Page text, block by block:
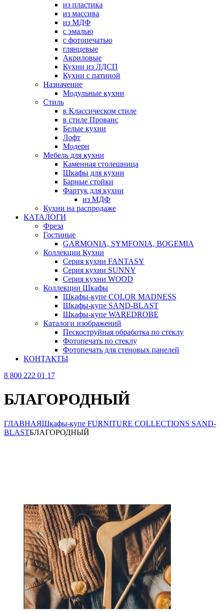
из пластика
из массива
из МДФ
с эмалью
с фотопечатью
глянцевые
Акриловые
Кухни из ЛДСП
Кухни с патиной
Назначение
Модульные кухни
Стиль
в Классическом стиле
в стиле Прованс
Белые кухни
Лофт
Модерн
Мебель для кухни
Каменная столешница
Шкафы для кухни
Барные стойки
Фартук для кухни
из МДФ
Кухни на распродаже
КАТАЛОГИ
Фреза
Гостиные
GARMONIA, SYMFONIA, BOGEMIA
Коллекции Кухни
Серия кухни FANTASY
Серия кухни SUNNY
Серия кухни WOOD
Коллекции Шкафы
Шкафы-купе COLOR MADNESS
Шкафы-купе SAND-BLAST
Шкафы-купе WAREDROBE
Каталоги изображений
Пескоструйная обработка по стеклу
Фотопечать по стеклу
Фотопечать для стеновых панелей
КОНТАКТЫ
8 800 222 01 17
БЛАГОРОДНЫЙ
ГЛАВНАЯШкафы-купе FURNITURE COLLECTIONS SAND-
BLASTБЛАГОРОДНЫЙ